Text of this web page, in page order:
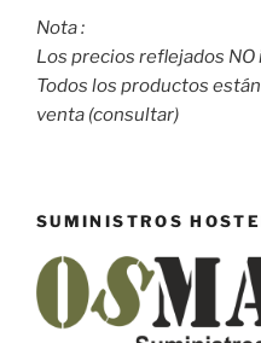
Nota :
Los precios reflejados NO
Todos los productos
venta (consultar)
SUMINISTROS